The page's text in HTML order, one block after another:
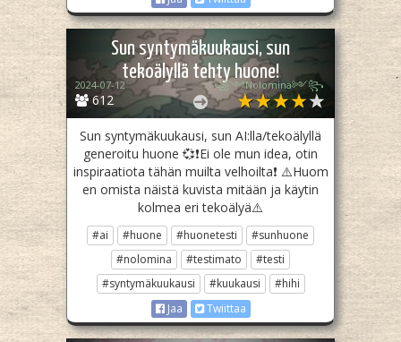
Sun syntymäkuukausi, sun
tekoälyllä tehty huone!
612
2024-07-12 ꧁༺Nolominä༻꧂
Sun syntymäkuukausi, sun AI:lla/tekoälyllä
generoitu huone 💞❗️Ei ole mun idea, otin
inspiraatiota tähän muilta velhoilta❗️ ⚠️Huom
en omista näistä kuvista mitään ja käytin
kolmea eri tekoälyä⚠️
#ai #huone #huonetesti
#sunhuone
#nolomina
#testimato
#testi
#syntymäkuukausi
#kuukausi
#hihi
Jaa
Twiittaa